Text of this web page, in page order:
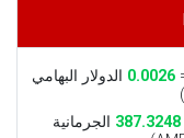
0.0026 الدولار البهامي
387.3248 الجرمانية